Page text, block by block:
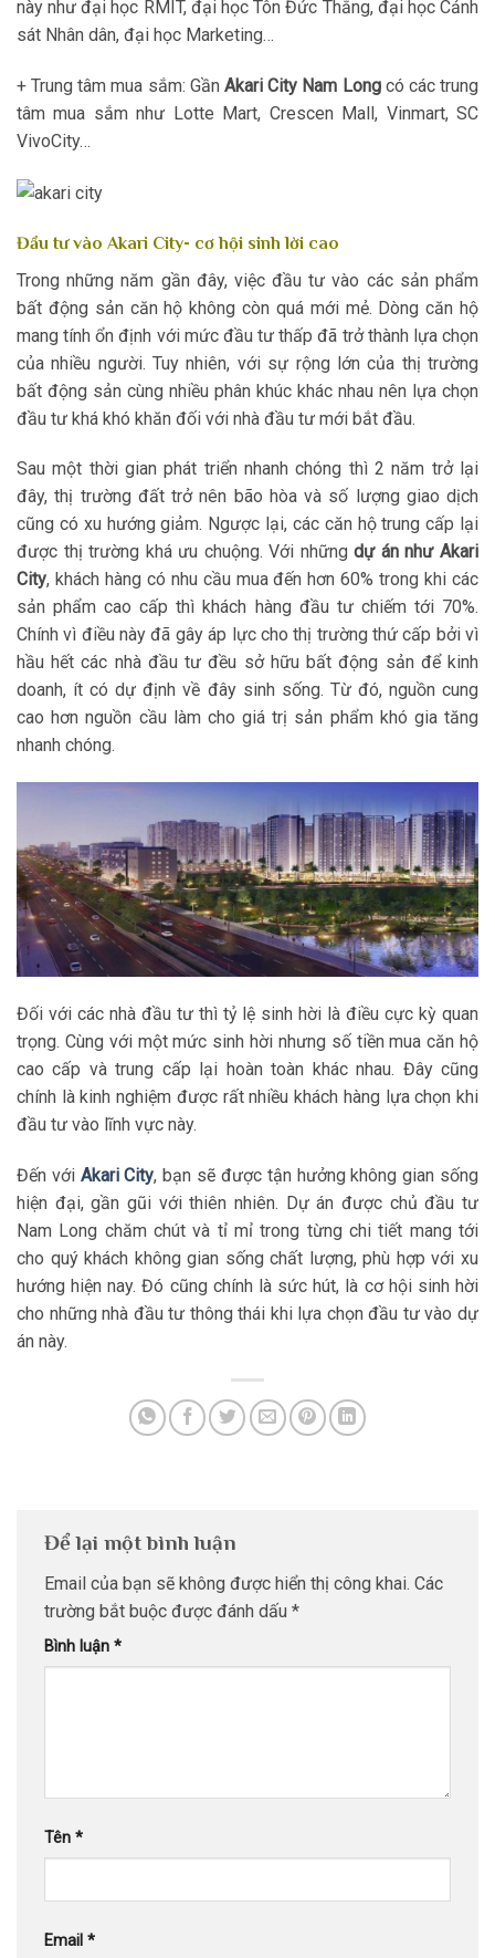
này như đại học RMIT, đại học Tôn Đức Thắng, đại học Cảnh
sát Nhân dân, đại học Marketing…
+ Trung tâm mua sắm: Gần Akari City Nam Longcó các trung
tâm mua sắm như Lotte Mart, Crescen Mall, Vinmart, SC
VivoCity…
Đầu tư vào Akari City- cơ hội sinh lời cao
Trong những năm gần đây, việc đầu tư vào các sản phẩm
bất động sản căn hộ không còn quá mới mẻ. Dòng căn hộ
mang tính ổn định với mức đầu tư thấp đã trở thành lựa chọn
của nhiều người. Tuy nhiên, với sự rộng lớn của thị trường
bất động sản cùng nhiều phân khúc khác nhau nên lựa chọn
đầu tư khá khó khăn đối với nhà đầu tư mới bắt đầu.
Sau một thời gian phát triển nhanh chóng thì 2 năm trở lại
đây, thị trường đất trở nên bão hòa và số lượng giao dịch
cũng có xu hướng giảm. Ngược lại, các căn hộ trung cấp lại
được thị trường khá ưu chuộng. Với nhữngdự án như Akari
City, khách hàng có nhu cầu mua đến hơn 60% trong khi các
sản phẩm cao cấp thì khách hàng đầu tư chiếm tới 70%.
Chính vì điều này đã gây áp lực cho thị trường thứ cấp bởi vì
hầu hết các nhà đầu tư đều sở hữu bất động sản để kinh
doanh, ít có dự định về đây sinh sống. Từ đó, nguồn cung
cao hơn nguồn cầu làm cho giá trị sản phẩm khó gia tăng
nhanh chóng.
Đối với các nhà đầu tư thì tỷ lệ sinh hời là điều cực kỳ quan
trọng. Cùng với một mức sinh hời nhưng số tiền mua căn hộ
cao cấp và trung cấp lại hoàn toàn khác nhau. Đây cũng
chính là kinh nghiệm được rất nhiều khách hàng lựa chọn khi
đầu tư vào lĩnh vực này.
Đến với Akari City, bạn sẽ được tận hưởng không gian sống
hiện đại, gần gũi với thiên nhiên. Dự án được chủ đầu tư
Nam Long chăm chút và tỉ mỉ trong từng chi tiết mang tới
cho quý khách không gian sống chất lượng, phù hợp với xu
hướng hiện nay. Đó cũng chính là sức hút, là cơ hội sinh hời
cho những nhà đầu tư thông thái khi lựa chọn đầu tư vào dự
án này.
Để lại một bình luận
Email của bạn sẽ không được hiển thị công khai. Các
trường bắt buộc được đánh dấu *
Bình luận *
Tên *
Email *